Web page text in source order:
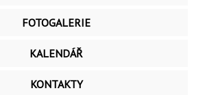
FOTOGALERIE
KALENDÁŘ
KONTAKTY